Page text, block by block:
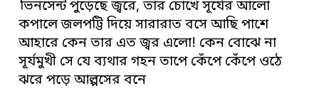
ভিনসেন্ট পুড়েছে জ্বরে, তার চোখে সূর্যের আলো
কপালে জলপট্টি দিয়ে সারারাত বসে আছি পাশে
আহারে কেন তার এত জ্বর এলো! কেন বোঝে না
সূর্যমুখী সে যে ব্যথার গহন তাপে কেঁপে কেঁপে ওঠে
ঝরে পড়ে আল্পসের বনে